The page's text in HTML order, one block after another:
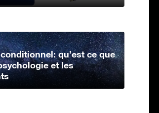
qu’est ce que
et les